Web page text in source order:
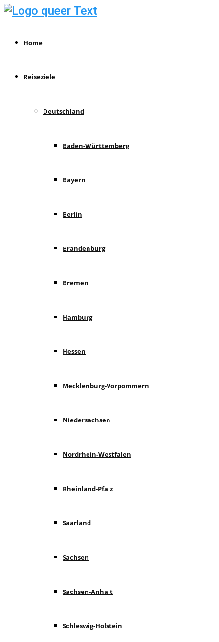
Home
Reiseziele
Deutschland
Baden-Württemberg
Bayern
Berlin
Brandenburg
Bremen
Hamburg
Hessen
Mecklenburg-Vorpommern
Niedersachsen
Nordrhein-Westfalen
Rheinland-Pfalz
Saarland
Sachsen
Sachsen-Anhalt
Schleswig-Holstein